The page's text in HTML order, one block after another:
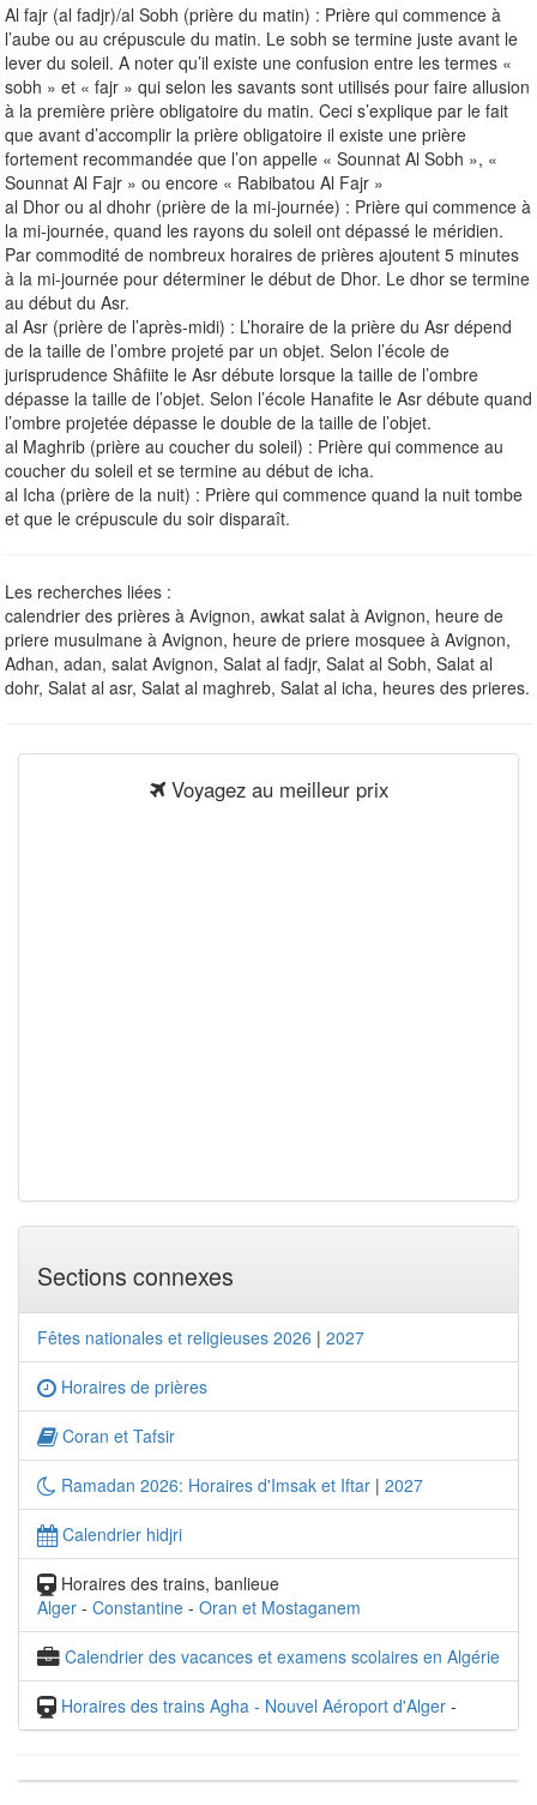
Al fajr (al fadjr)/al Sobh (prière du matin) : Prière qui commence à
l’aube ou au crépuscule du matin. Le sobh se termine juste avant le
lever du soleil. A noter qu’il existe une confusion entre les termes «
sobh » et « fajr » qui selon les savants sont utilisés pour faire allusion
à la première prière obligatoire du matin. Ceci s’explique par le fait
que avant d’accomplir la prière obligatoire il existe une prière
fortement recommandée que l’on appelle « Sounnat Al Sobh », «
Sounnat Al Fajr » ou encore « Rabibatou Al Fajr »
al Dhor ou al dhohr (prière de la mi-journée) : Prière qui commence à
la mi-journée, quand les rayons du soleil ont dépassé le méridien.
Par commodité de nombreux horaires de prières ajoutent 5 minutes
à la mi-journée pour déterminer le début de Dhor. Le dhor se termine
au début du Asr.
al Asr (prière de l’après-midi) : L’horaire de la prière du Asr dépend
de la taille de l’ombre projeté par un objet. Selon l’école de
jurisprudence Shâfiite le Asr débute lorsque la taille de l’ombre
dépasse la taille de l’objet. Selon l’école Hanafite le Asr débute quand
l’ombre projetée dépasse le double de la taille de l’objet.
al Maghrib (prière au coucher du soleil) : Prière qui commence au
coucher du soleil et se termine au début de icha.
al Icha (prière de la nuit) : Prière qui commence quand la nuit tombe
et que le crépuscule du soir disparaît.
Les recherches liées :
calendrier des prières à Avignon, awkat salat à Avignon, heure de
priere musulmane à Avignon, heure de priere mosquee à Avignon,
Adhan, adan, salat Avignon, Salat al fadjr, Salat al Sobh, Salat al
dohr, Salat al asr, Salat al maghreb, Salat al icha, heures des prieres.
Voyagez au meilleur prix
Sections connexes
Fêtes nationales et religieuses 2026 | 2027
Horaires de prières
Coran et Tafsir
Ramadan 2026: Horaires d'Imsak et Iftar | 2027
Calendrier hidjri
Horaires des trains, banlieue
Alger - Constantine - Oran et Mostaganem
Calendrier des vacances et examens scolaires en Algérie
Horaires des trains Agha - Nouvel Aéroport d'Alger -